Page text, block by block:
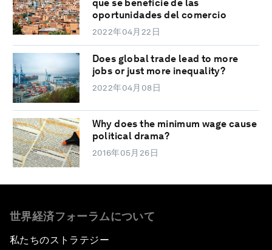
que se beneficie de las
oportunidades del comercio
2022年04月22日
Does global trade lead to more
jobs or just more inequality?
2022年04月08日
Why does the minimum wage cause
political drama?
2016年05月26日
世界経済フォーラムについて
私たちのストラテジー